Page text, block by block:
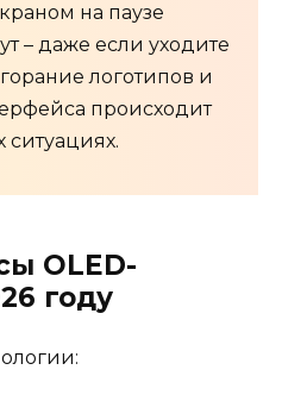
на паузе
– даже если уходите
логотипов и
происходит
ситуациях.
OLED-
году